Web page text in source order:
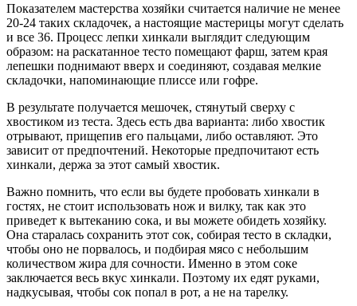
Показателем мастерства хозяйки считается наличие не менее
20-24 таких складочек, а настоящие мастерицы могут сделать
и все 36. Процесс лепки хинкали выглядит следующим
образом: на раскатанное тесто помещают фарш, затем края
лепешки поднимают вверх и соединяют, создавая мелкие
складочки, напоминающие плиссе или гофре.
В результате получается мешочек, стянутый сверху с
хвостиком из теста. Здесь есть два варианта: либо хвостик
отрывают, прищепив его пальцами, либо оставляют. Это
зависит от предпочтений. Некоторые предпочитают есть
хинкали, держа за этот самый хвостик.
Важно помнить, что если вы будете пробовать хинкали в
гостях, не стоит использовать нож и вилку, так как это
приведет к вытеканию сока, и вы можете обидеть хозяйку.
Она старалась сохранить этот сок, собирая тесто в складки,
чтобы оно не порвалось, и подбирая мясо с небольшим
количеством жира для сочности. Именно в этом соке
заключается весь вкус хинкали. Поэтому их едят руками,
надкусывая, чтобы сок попал в рот, а не на тарелку.